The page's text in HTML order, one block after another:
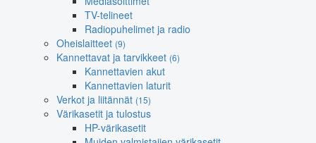
TV-telineet
Radiopuhelimet ja radio
Oheislaitteet (9)
Kannettavat ja tarvikkeet (6)
Kannettavien akut
Kannettavien laturit
Verkot ja liitännät (15)
Värikasetit ja tulostus
HP-värikasetit